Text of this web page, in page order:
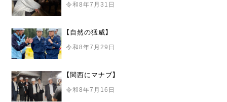
令和8年7月31日
【自然の猛威】
令和8年7月29日
【関西にマナブ】
令和8年7月16日